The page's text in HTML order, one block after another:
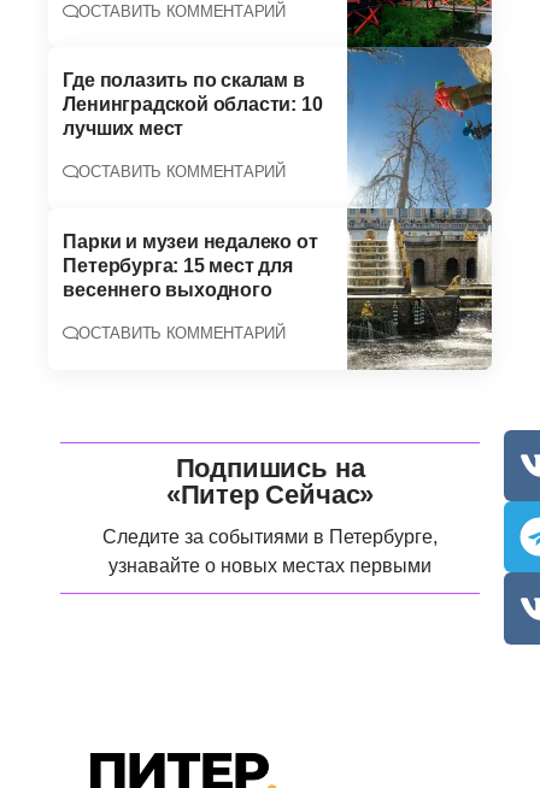
ОСТАВИТЬ КОММЕНТАРИЙ
Где полазить по скалам в
Ленинградской области: 10
лучших мест
ОСТАВИТЬ КОММЕНТАРИЙ
Парки и музеи недалеко от
Петербурга: 15 мест для
весеннего выходного
ОСТАВИТЬ КОММЕНТАРИЙ
Подпишись на
«Питер Сейчас»
Следите за событиями в Петербурге,
узнавайте о новых местах первыми